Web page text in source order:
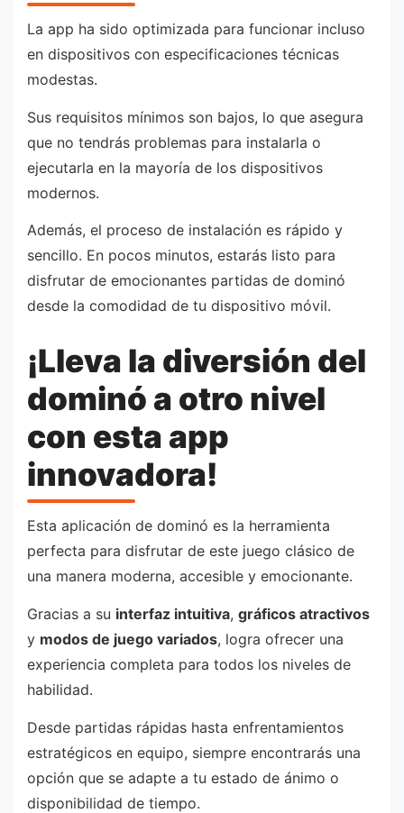
La app ha sido optimizada para funcionar incluso
en dispositivos con especificaciones técnicas
modestas.
Sus requisitos mínimos son bajos, lo que asegura
que no tendrás problemas para instalarla o
ejecutarla en la mayoría de los dispositivos
modernos.
Además, el proceso de instalación es rápido y
sencillo. En pocos minutos, estarás listo para
disfrutar de emocionantes partidas de dominó
desde la comodidad de tu dispositivo móvil.
¡Lleva la diversión del
dominó a otro nivel
con esta app
innovadora!
Esta aplicación de dominó es la herramienta
perfecta para disfrutar de este juego clásico de
una manera moderna, accesible y emocionante.
Gracias a su interfaz intuitiva, gráficos atractivos
y modos de juego variados, logra ofrecer una
experiencia completa para todos los niveles de
habilidad.
Desde partidas rápidas hasta enfrentamientos
estratégicos en equipo, siempre encontrarás una
opción que se adapte a tu estado de ánimo o
disponibilidad de tiempo.